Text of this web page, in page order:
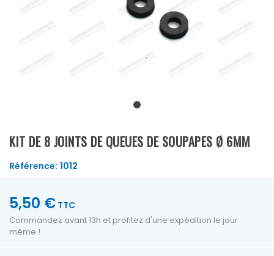
KIT DE 8 JOINTS DE QUEUES DE SOUPAPES Ø 6MM
Référence: 1012
5,50 € TTC
Commandez avant 13h et profitez d'une expédition le jour
même !